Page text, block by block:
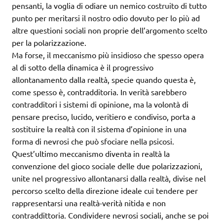
pensanti, la voglia di odiare un nemico costruito di tutto
punto per meritarsi il nostro odio dovuto per lo più ad
altre questioni sociali non proprie dell’argomento scelto
per la polarizzazione.
Ma forse, il meccanismo più insidioso che spesso opera
al di sotto della dinamica è il progressivo
allontanamento dalla realtà, specie quando questa è,
come spesso è, contradditoria. In verità sarebbero
contradditori i sistemi di opinione, ma la volontà di
pensare preciso, lucido, veritiero e condiviso, porta a
sostituire la realtà con il sistema d’opinione in una
forma di nevrosi che può sfociare nella psicosi.
Quest’ultimo meccanismo diventa in realtà la
convenzione del gioco sociale delle due polarizzazioni,
unite nel progressivo allontanarsi dalla realtà, divise nel
percorso scelto della direzione ideale cui tendere per
rappresentarsi una realtà-verità nitida e non
contraddittoria. Condividere nevrosi sociali, anche se poi